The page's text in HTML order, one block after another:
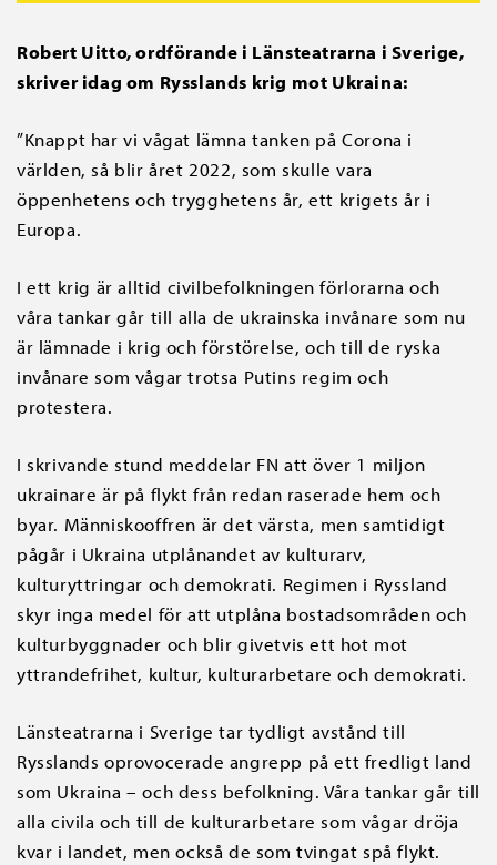
Robert Uitto, ordförande i Länsteatrarna i Sverige,
skriver idag om Rysslands krig mot Ukraina:
”Knappt har vi vågat lämna tanken på Corona i
världen, så blir året 2022, som skulle vara
öppenhetens och trygghetens år, ett krigets år i
Europa.
I ett krig är alltid civilbefolkningen förlorarna och
våra tankar går till alla de ukrainska invånare som nu
är lämnade i krig och förstörelse, och till de ryska
invånare som vågar trotsa Putins regim och
protestera.
I skrivande stund meddelar FN att över 1 miljon
ukrainare är på flykt från redan raserade hem och
byar. Människooffren är det värsta, men samtidigt
pågår i Ukraina utplånandet av kulturarv,
kulturyttringar och demokrati. Regimen i Ryssland
skyr inga medel för att utplåna bostadsområden och
kulturbyggnader och blir givetvis ett hot mot
yttrandefrihet, kultur, kulturarbetare och demokrati.
Länsteatrarna i Sverige tar tydligt avstånd till
Rysslands oprovocerade angrepp på ett fredligt land
som Ukraina – och dess befolkning. Våra tankar går till
alla civila och till de kulturarbetare som vågar dröja
kvar i landet, men också de som tvingat spå flykt.